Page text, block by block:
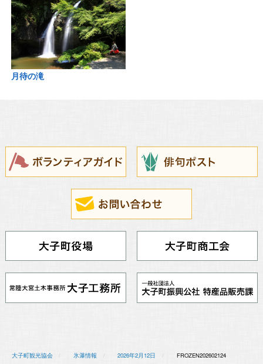
月待の滝
大子町観光協会 氷瀑情報 2026年2月12日 FROZEN202602124